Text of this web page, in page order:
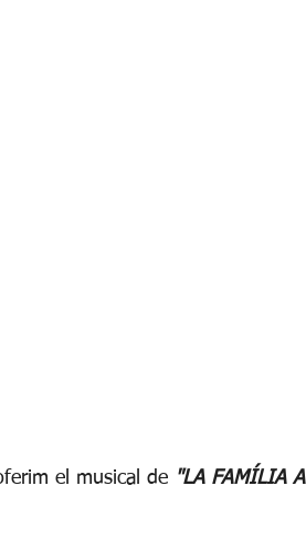
el musical de "LA FAMÍLIA